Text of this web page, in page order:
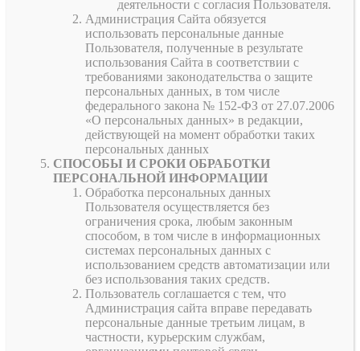
деятельности с согласия Пользователя.
Администрация Сайта обязуется
использовать персональные данные
Пользователя, полученные в результате
использования Сайта в соответствии с
требованиями законодательства о защите
персональных данных, в том числе
федерального закона № 152-ФЗ от 27.07.2006
«О персональных данных» в редакции,
действующей на момент обработки таких
персональных данных
СПОСОБЫ И СРОКИ ОБРАБОТКИ
ПЕРСОНАЛЬНОЙ ИНФОРМАЦИИ
Обработка персональных данных
Пользователя осуществляется без
ограничения срока, любым законным
способом, в том числе в информационных
системах персональных данных с
использованием средств автоматизации или
без использования таких средств.
Пользователь соглашается с тем, что
Администрация сайта вправе передавать
персональные данные третьим лицам, в
частности, курьерским службам,